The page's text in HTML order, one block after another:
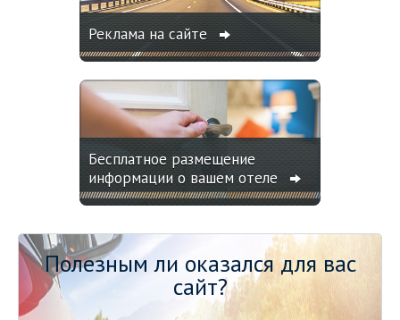
Реклама на сайте
Бесплатное размещение
информации о вашем отеле
Полезным ли оказался для вас
сайт?